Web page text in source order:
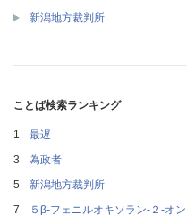
新潟地方裁判所
ことば検索ランキング
最遅
為政者
新潟地方裁判所
５β‐フェニルオキソラン‐２‐オン